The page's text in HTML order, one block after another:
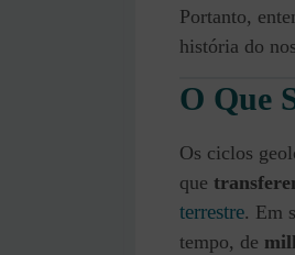
Portanto,
história do
O Que
Os ciclos
que
terrestre. Em
tempo, de